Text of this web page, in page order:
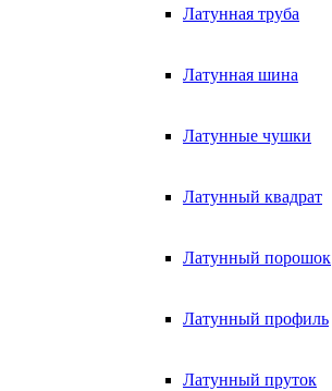
Латунная труба
Латунная шина
Латунные чушки
Латунный квадрат
Латунный порошок
Латунный профиль
Латунный пруток